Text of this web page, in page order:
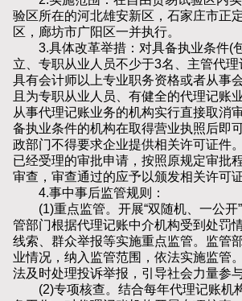
验区所在的河北雄安新区，石家庄市正
区，廊坊市广阳区一并执行。
3.具体改革举措：对具备执业条件(
立、专职从业人员不少于3名、主管代理
具有会计师以上专业职务资格或者从事
且为专职从业人员、有健全的代理记账
从事代理记账业务的机构实行直接取消
备执业条件的机构在取得营业执照后即
政部门不得要求企业提供相关许可证件
已经受理的审批申请，按照原规定审批
审查，审查通过的应予以颁发相关许可证
4.事中事后监管规则：
(1)重点监管。开展“双随机、一公开
管部门根据代理记账中介机构受到处罚
线索、群众举报等实施重点监管。监管
业情况，纳入监管范围，依法实施监管
法及时处理投诉举报，引导社会力量参
(2)专项核查。结合每年代理记账机